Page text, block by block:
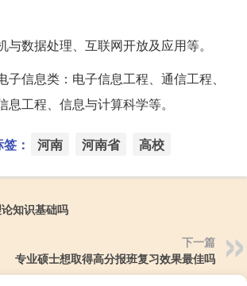
与数据处理、互联网开放及应用等。
子信息类：电子信息工程、通信工程、
息工程、信息与计算科学等。
： 河南 河南省 高校
知识基础吗
下一篇
专业硕士想取得高分报班复习效果最佳吗